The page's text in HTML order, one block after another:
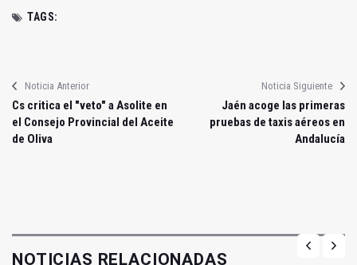
TAGS:
Noticia Anterior
Cs critica el "veto" a Asolite en
el Consejo Provincial del Aceite
de Oliva
Noticia Siguiente
Jaén acoge las primeras
pruebas de taxis aéreos en
Andalucía
NOTICIAS RELACIONADAS